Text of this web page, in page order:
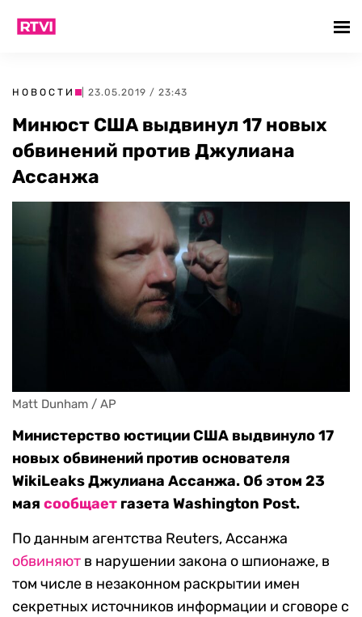
НОВОСТИ | 23.05.2019 / 23:43
Минюст США выдвинул 17 новых
обвинений против Джулиана
Ассанжа
Matt Dunham / AP
Министерство юстиции США выдвинуло 17
новых обвинений против основателя
WikiLeaks Джулиана Ассанжа. Об этом 23
мая сообщает газета Washington Post.
По данным агентства Reuters, Ассанжа
обвиняют в нарушении закона о шпионаже, в
том числе в незаконном раскрытии имен
секретных источников информации и сговоре с